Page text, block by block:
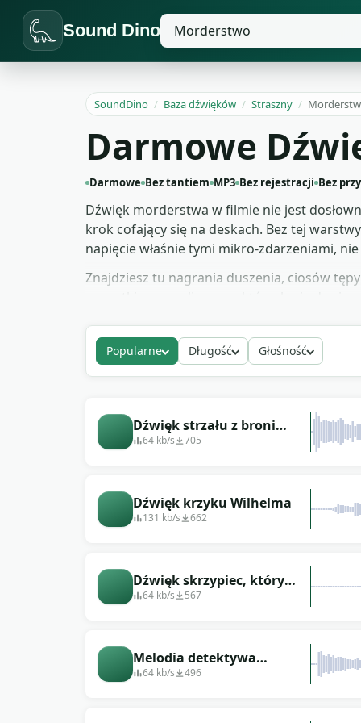
Sound Dino
SoundDino / Baza dźwięków / Straszny /
Darmowe
Darmowe Bez tantiem MP3 Bez rejestracji Bez
Dźwięk morderstwa w filmie nie jest
krok cofający się na deskach. Bez tej
napięcie właśnie tymi mikro-zdarzeniami,
Znajdziesz tu nagrania duszenia, ciosów
autorskich i bez podpisywania licencji.
Popularne Długość Głośność
Dźwięk strzału z broni
palnej
64 kb/s 705
Dźwięk krzyku Wilhelma
131 kb/s 662
Dźwięk skrzypiec, który
słychać w filmach, gdy
64 kb/s 567
Melodia detektywa
oznaczająca morderstwo
64 kb/s 496